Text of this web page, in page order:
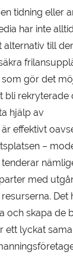
tidning eller
har inte
till
som gör det
bli rekryterade
hjälp av
effektivt
–
med
Det
och skapa de
ett lyckat